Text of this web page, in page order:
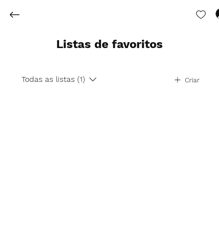
Todas as listas (1) Criar
Listas de favoritos